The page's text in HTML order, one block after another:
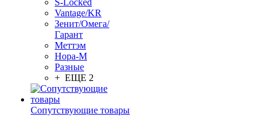
S-Locked
Vantage/KR
Зенит/Омега/
Гарант
Меттэм
Нора-М
Разные
+ ЕЩЕ 2
Сопутствующие товары